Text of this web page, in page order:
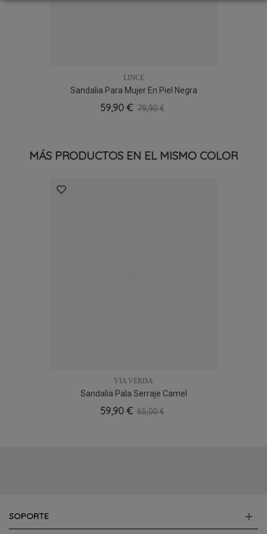
LINCE
Sandalia Para Mujer En Piel Negra
59,90 € 79,90 €
MÁS PRODUCTOS EN EL MISMO COLOR
VIA VERDA
Sandalia Pala Serraje Camel
59,90 € 65,00 €
SOPORTE